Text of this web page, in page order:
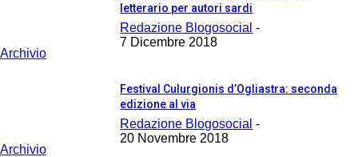
Archivio
letterario per autori sardi
Redazione Blogosocial -
7 Dicembre 2018
Archivio
Festival Culurgionis d’Ogliastra: seconda
edizione al via
Redazione Blogosocial -
20 Novembre 2018